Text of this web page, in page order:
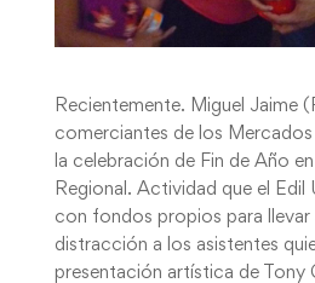
Recientemente. Miguel Jaime
comerciantes de los Mercados
la celebración de Fin de Año
Regional. Actividad que el
con fondos propios para llevar
distracción a los asistentes
presentación artística de Tony